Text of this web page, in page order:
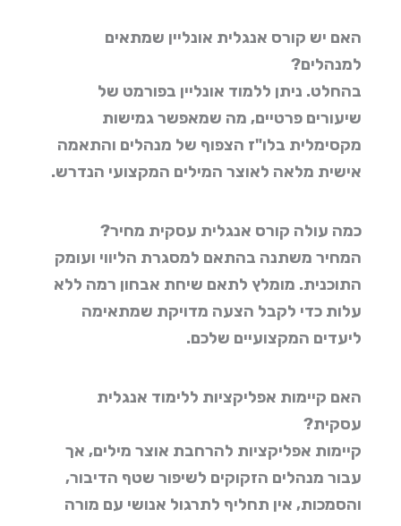
האם יש קורס אנגלית אונליין שמתאים
למנהלים?
בהחלט. ניתן ללמוד אונליין בפורמט של
שיעורים פרטיים, מה שמאפשר גמישות
מקסימלית בלו"ז הצפוף של מנהלים והתאמה
אישית מלאה לאוצר המילים המקצועי הנדרש.
כמה עולה קורס אנגלית עסקית מחיר?
המחיר משתנה בהתאם למסגרת הליווי ועומק
התוכנית. מומלץ לתאם שיחת אבחון רמה ללא
עלות כדי לקבל הצעה מדויקת שמתאימה
ליעדים המקצועיים שלכם.
האם קיימות אפליקציות ללימוד אנגלית
עסקית?
קיימות אפליקציות להרחבת אוצר מילים, אך
עבור מנהלים הזקוקים לשיפור שטף הדיבור,
והסמכות, אין תחליף לתרגול אנושי עם מורה